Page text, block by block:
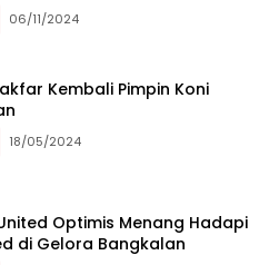
06/11/2024
Kembali Pimpin Koni
18/05/2024
Optimis Menang Hadapi
di Gelora Bangkalan